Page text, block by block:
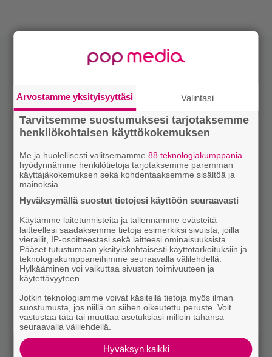
Arvostamme yksityisyyttäsi Valintasi
Tarvitsemme suostumuksesi tarjotaksemme
henkilökohtaisen käyttökokemuksen
Me ja huolellisesti valitsemamme88 teknologiakumppania
hyödynnämme henkilötietoja tarjotaksemme paremman
käyttäjäkokemuksen sekä kohdentaaksemme sisältöä ja
mainoksia.
Hyväksymällä suostut tietojesi käyttöön seuraavasti
Käytämme laitetunnisteita ja tallennamme evästeitä
laitteellesi saadaksemme tietoja esimerkiksi sivuista, joilla
vierailit, IP-osoitteestasi sekä laitteesi ominaisuuksista.
Pääset tutustumaan yksityiskohtaisesti käyttötarkoituksiin ja
teknologiakumppaneihimme seuraavalla välilehdellä.
Hylkääminen voi vaikuttaa sivuston toimivuuteen ja
käytettävyyteen.
Jotkin teknologiamme voivat käsitellä tietoja myös ilman
suostumusta, jos niillä on siihen oikeutettu peruste. Voit
vastustaa tätä tai muuttaa asetuksiasi milloin tahansa
seuraavalla välilehdellä.
Hyväksyn kaikki